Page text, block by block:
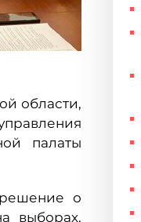
области,
палаты
о
выборах,